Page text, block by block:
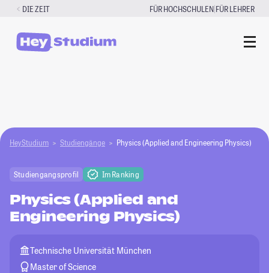
Zum
springen
DIE ZEIT FÜR HOCHSCHULEN|FÜR LEHRER
HeyStudium Studiengänge Physics (Applied and Engineering Physics)
Studiengangsprofil Im Ranking
Physics (Applied and
Engineering Physics)
Technische Universität München
Master of Science